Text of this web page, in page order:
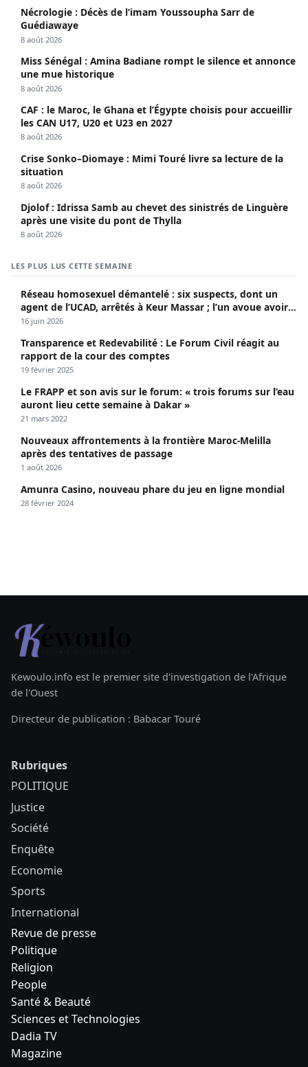
Nécrologie : Décès de l’imam Youssoupha Sarr de
Guédiawaye
8 août 2026
Miss Sénégal : Amina Badiane rompt le silence et annonce
une mue historique
8 août 2026
CAF : le Maroc, le Ghana et l’Égypte choisis pour accueillir
les CAN U17, U20 et U23 en 2027
8 août 2026
Crise Sonko–Diomaye : Mimi Touré livre sa lecture de la
situation
8 août 2026
Djolof : Idrissa Samb au chevet des sinistrés de Linguère
après une visite du pont de Thylla
8 août 2026
LES PLUS LUS CETTE SEMAINE
Réseau homosexuel démantelé : six suspects, dont un
agent de l’UCAD, arrêtés à Keur Massar ; l’un avoue avoir
propagé le VIH depuis 2018
16 juin 2026
Transparence et Redevabilité : Le Forum Civil réagit au
rapport de la cour des comptes
19 février 2025
Le FRAPP et son avis sur le forum: « trois forums sur l’eau
auront lieu cette semaine à Dakar »
21 mars 2022
Nouveaux affrontements à la frontière Maroc-Melilla
après des tentatives de passage
1 août 2026
Amunra Casino, nouveau phare du jeu en ligne mondial
28 février 2024
Kewoulo.info est le premier site d'investigation de l'Afrique
de l'Ouest
Directeur de publication : Babacar Touré
Rubriques
POLITIQUE
Justice
Société
Enquête
Economie
Sports
International
Revue de presse
Politique
Religion
People
Santé & Beauté
Sciences et Technologies
Dadia TV
Magazine